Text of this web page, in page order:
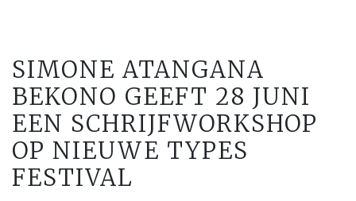
SIMONE ATANGANA
BEKONO GEEFT 28 JUNI
EEN SCHRIJFWORKSHOP
OP NIEUWE TYPES
FESTIVAL